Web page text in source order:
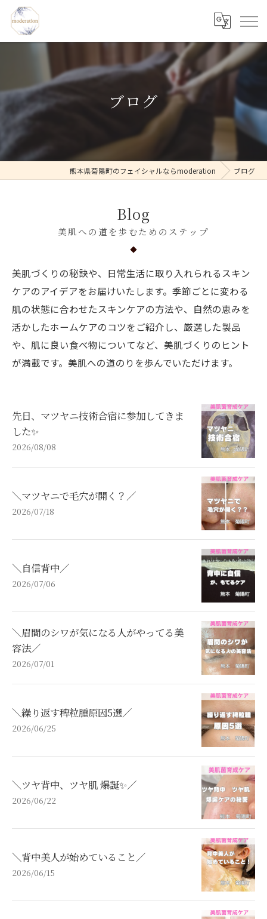
ブログ
熊本県菊陽町のフェイシャルならmoderation ブログ
Blog
美肌への道を歩むためのステップ
美肌づくりの秘訣や、日常生活に取り入れられるスキン
ケアのアイデアをお届けいたします。季節ごとに変わる
肌の状態に合わせたスキンケアの方法や、自然の恵みを
活かしたホームケアのコツをご紹介し、厳選した製品
や、肌に良い食べ物についてなど、美肌づくりのヒント
が満載です。美肌への道のりを歩んでいただけます。
先日、マツヤニ技術合宿に参加してきま
した✨
2026/08/08
＼マツヤニで毛穴が開く？／
2026/07/18
＼自信背中／
2026/07/06
＼眉間のシワが気になる人がやってる美
容法／
2026/07/01
＼繰り返す稗粒腫原因5選／
2026/06/25
＼ツヤ背中、ツヤ肌 爆誕✨／
2026/06/22
＼背中美人が始めていること／
2026/06/15